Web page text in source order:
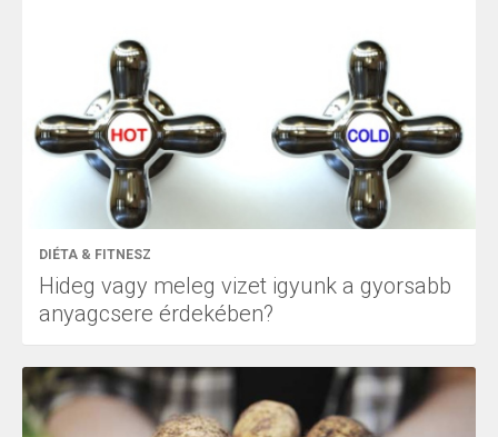
DIÉTA & FITNESZ
Hideg vagy meleg vizet igyunk a gyorsabb
anyagcsere érdekében?